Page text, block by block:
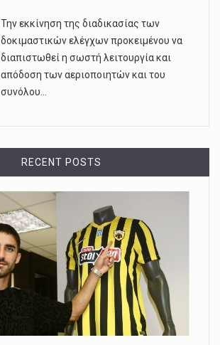
Την εκκίνηση της διαδικασίας των
δοκιμαστικών ελέγχων προκειμένου να
διαπιστωθεί η σωστή λειτουργία και
απόδοση των αεριοποιητών και του
συνόλου...
RECENT POSTS